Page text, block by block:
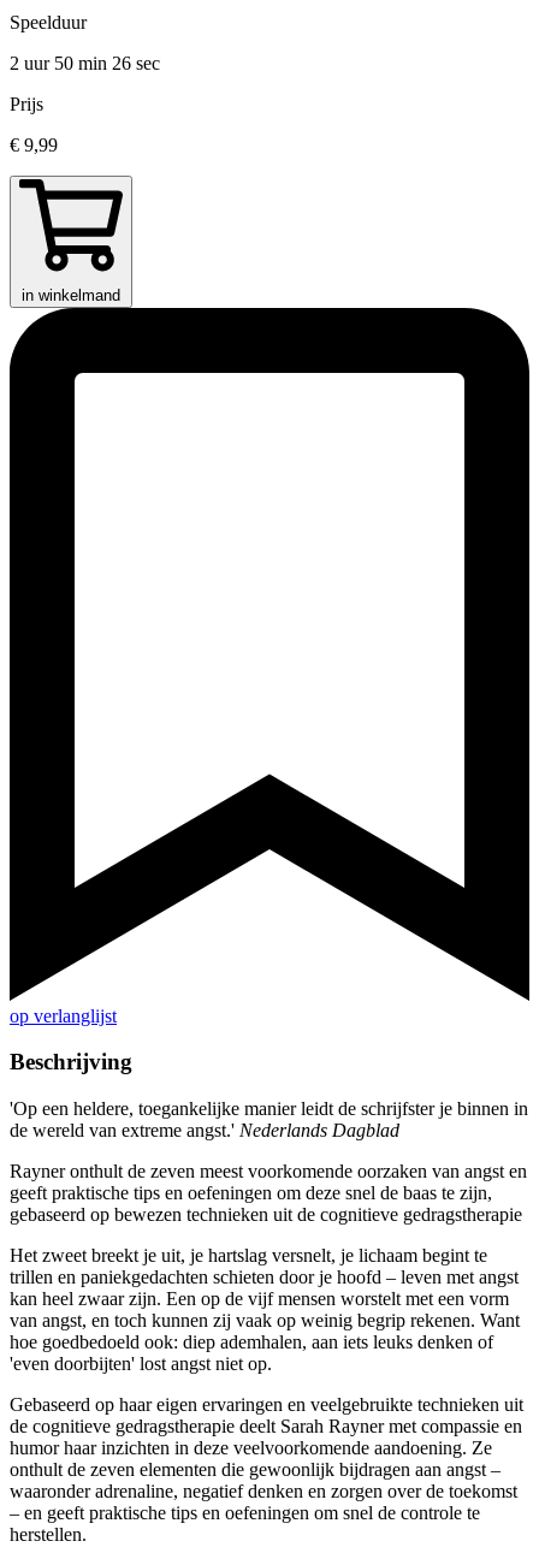
Speelduur
2 uur 50 min 26 sec
Prijs
€ 9,99
in winkelmand
op verlanglijst
Beschrijving
'Op een heldere, toegankelijke manier leidt de schrijfster je binnen in
de wereld van extreme angst.' Nederlands Dagblad
Rayner onthult de zeven meest voorkomende oorzaken van angst en
geeft praktische tips en oefeningen om deze snel de baas te zijn,
gebaseerd op bewezen technieken uit de cognitieve gedragstherapie
Het zweet breekt je uit, je hartslag versnelt, je lichaam begint te
trillen en paniekgedachten schieten door je hoofd – leven met angst
kan heel zwaar zijn. Een op de vijf mensen worstelt met een vorm
van angst, en toch kunnen zij vaak op weinig begrip rekenen. Want
hoe goedbedoeld ook: diep ademhalen, aan iets leuks denken of
'even doorbijten' lost angst niet op.
Gebaseerd op haar eigen ervaringen en veelgebruikte technieken uit
de cognitieve gedragstherapie deelt Sarah Rayner met compassie en
humor haar inzichten in deze veelvoorkomende aandoening. Ze
onthult de zeven elementen die gewoonlijk bijdragen aan angst –
waaronder adrenaline, negatief denken en zorgen over de toekomst
– en geeft praktische tips en oefeningen om snel de controle te
herstellen.